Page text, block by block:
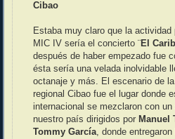
Cibao
Estaba muy claro que la
MIC IV sería el concierto ¨El
después de haber empezado fue
ésta sería una velada inolvidable
octanaje y más. El escenario de
regional Cibao fue el lugar donde
internacional se mezclaron con
nuestro país dirigidos por Manuel
Tommy García, donde